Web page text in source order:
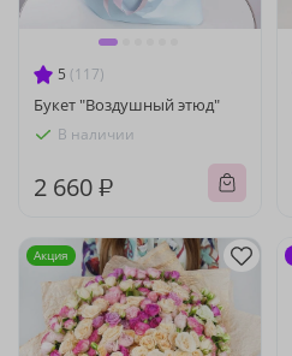
5 (117)
Букет "Воздушный этюд"
В наличии
2 660 ₽
Акция